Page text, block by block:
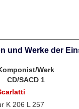
und Werke der
Werk
CD/SACD 1
K 206 L 257